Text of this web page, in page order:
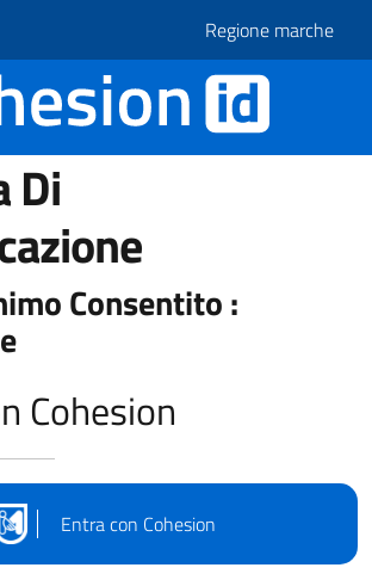
Regione marche
Di
Consentito :
Cohesion
Entra con Cohesion